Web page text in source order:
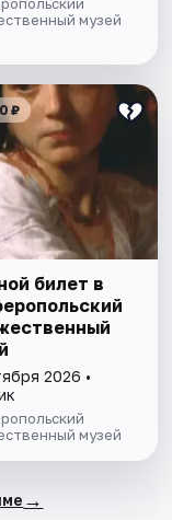
музей
₽
билет в
2026 •
музей
→